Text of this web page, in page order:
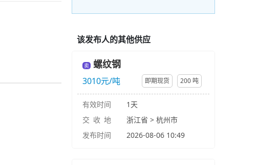
该发布人的其他供应
卖 螺纹钢
3010元/吨 即期现货 200 吨
有效时间
1天
交 收 地
浙江省 > 杭州市
发布时间
2026-08-06 10:49